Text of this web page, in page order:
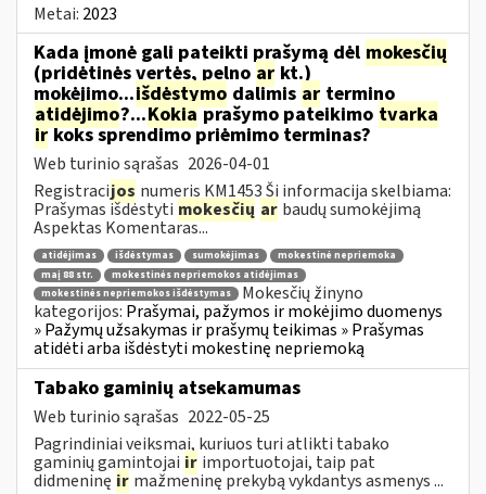
Metai: 2023
Kada įmonė gali pateikti prašymą dėl mokesčių
(pridėtinės vertės, pelno ar kt.)
mokėjimo...išdėstymo dalimis ar termino
atidėjimo?...Kokiaprašymo pateikimo tvarka
irkoks sprendimo priėmimo terminas?
Web turinio sąrašas 2026-04-01
Registracijos numeris KM1453 Ši informacija skelbiama:
Prašymas išdėstyti mokesčių ar baudų sumokėjimą
Aspektas Komentaras...
atidėjimas išdėstymas sumokėjimas
mokestinė nepriemoka
maį 88 str.
mokestinės nepriemokos atidėjimas
mokestinės nepriemokos išdėstymas
Mokesčių žinyno
kategorijos: Prašymai, pažymos ir mokėjimo duomenys
» Pažymų užsakymas ir prašymų teikimas » Prašymas
atidėti arba išdėstyti mokestinę nepriemoką
Tabako gaminių atsekamumas
Web turinio sąrašas 2022-05-25
Pagrindiniai veiksmai, kuriuos turi atlikti tabako
gaminių gamintojai ir importuotojai, taip pat
didmeninę ir mažmeninę prekybą vykdantys asmenys ...